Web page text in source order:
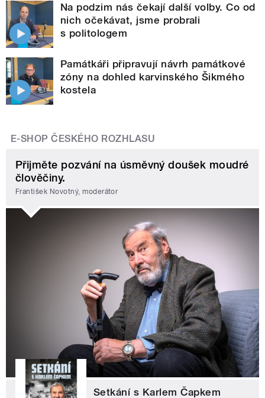
Na podzim nás čekají další volby. Co od
nich očekávat, jsme probrali
s politologem
Památkáři připravují návrh památkové
zóny na dohled karvinského Šikmého
kostela
E-SHOP ČESKÉHO ROZHLASU
Přijměte pozvání na úsměvný doušek moudré
člověčiny.
František Novotný, moderátor
Setkání s Karlem Čapkem